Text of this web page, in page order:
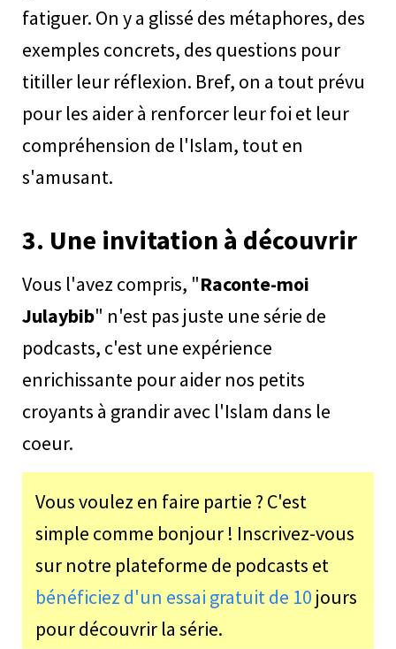
fatiguer. On y a glissé des métaphores, des
exemples concrets, des questions pour
titiller leur réflexion. Bref, on a tout prévu
pour les aider à renforcer leur foi et leur
compréhension de l'Islam, tout en
s'amusant.
3. Une invitation à découvrir
Vous l'avez compris, "Raconte-moi
Julaybib" n'est pas juste une série de
podcasts, c'est une expérience
enrichissante pour aider nos petits
croyants à grandir avec l'Islam dans le
coeur.
Vous voulez en faire partie ? C'est
simple comme bonjour ! Inscrivez-vous
sur notre plateforme de podcasts et
bénéficiez d'un essai gratuit de 10 jours
pour découvrir la série.